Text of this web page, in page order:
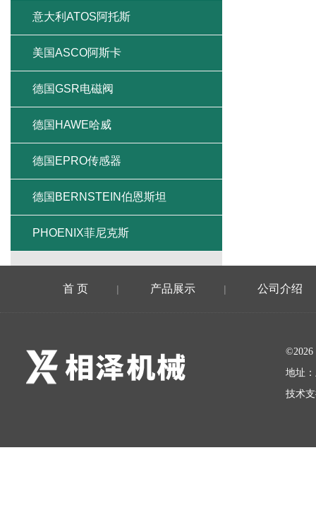
意大利ATOS阿托斯
美国ASCO阿斯卡
德国GSR电磁阀
德国HAWE哈威
德国EPRO传感器
德国BERNSTEIN伯恩斯坦
PHOENIX菲尼克斯
首 页 | 产品展示 | 公司介绍
地址
技术